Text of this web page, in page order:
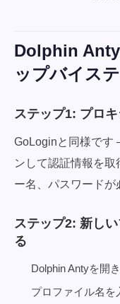
Dolphin
ップバイス
ステップ1: プロ
GoLoginと同様です
ンして認証情報を
ー名、パスワードが
ステップ2: 新し
る
Dolphin Antyを開き
プロファイル名を